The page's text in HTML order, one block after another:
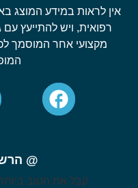
אין לראות במידע המוצג
רפואית, ויש להתייעץ עם
מקצועי אחר המוסמך
@
קבל את הטוב